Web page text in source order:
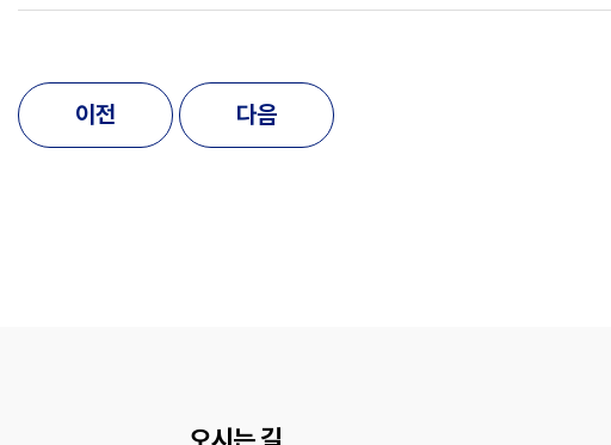
이전 다음